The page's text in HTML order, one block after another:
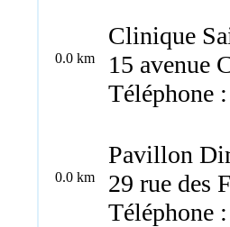
0.0 km
Clinique
15 avenue
Téléphone
0.0 km
Pavillon
29 rue des
Téléphone